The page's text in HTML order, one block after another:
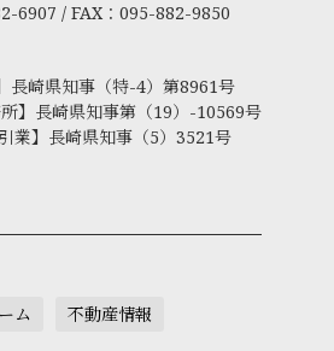
6907 / FAX：095-882-9850
長崎県知事（特-4）第8961号
所】長崎県知事第（19）-10569号
業】長崎県知事（5）3521号
ム 不動産情報